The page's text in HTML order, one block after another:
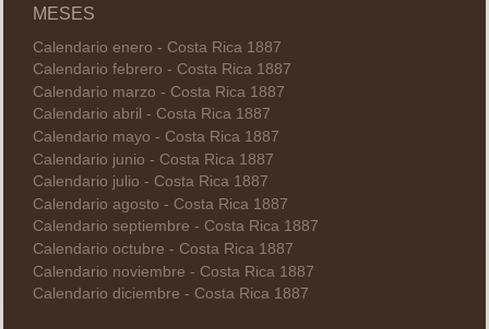
MESES
Calendario enero - Costa Rica 1887
Calendario febrero - Costa Rica 1887
Calendario marzo - Costa Rica 1887
Calendario abril - Costa Rica 1887
Calendario mayo - Costa Rica 1887
Calendario junio - Costa Rica 1887
Calendario julio - Costa Rica 1887
Calendario agosto - Costa Rica 1887
Calendario septiembre - Costa Rica 1887
Calendario octubre - Costa Rica 1887
Calendario noviembre - Costa Rica 1887
Calendario diciembre - Costa Rica 1887